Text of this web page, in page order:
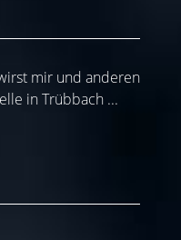
mir und anderen
in Trübbach ...